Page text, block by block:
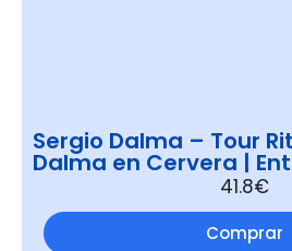
Sergio Dalma – Tour
Dalma en Cervera |
41.8€
Comprar